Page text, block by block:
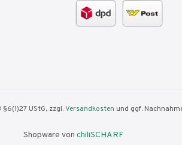
UStG, zzgl.Versandkosten und ggf.
Shopware von chiliSCHARF